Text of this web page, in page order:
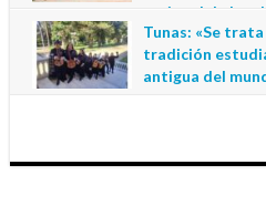
regional de la
estatal en Tarapacá
20 de julio de 2026
Tunas: «Se trata
tradición
antigua del